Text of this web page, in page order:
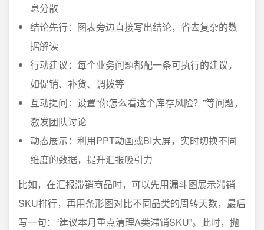
息分散
结论先行：图表旁边直接写出结论，省去复杂的数
据解读
行动建议：每个业务问题都配一条可执行的建议，
如促销、补货、调拨等
互动提问：设置“你怎么看这个库存风险？”等问题，
激发团队讨论
动态展示：利用PPT动画或BI大屏，实时切换不同
维度的数据，提升汇报吸引力
比如，在汇报滞销商品时，可以先用漏斗图展示滞销
SKU排行，再用条形图对比不同品类的周转天数，最后
写一句：“建议本月重点清理A类滞销SKU”。此时，抛